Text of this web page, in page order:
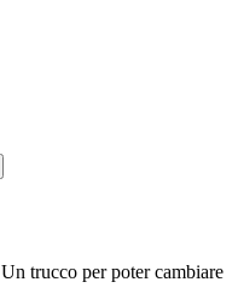
Un trucco per poter cambiare